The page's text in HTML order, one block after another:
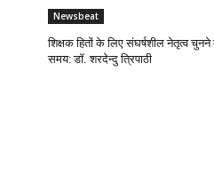
Newsbeat
शिक्षक हितों के लिए संघर्षशील नेतृत्व चुनने
समय: डॉ. शरदेन्दु त्रिपाठी